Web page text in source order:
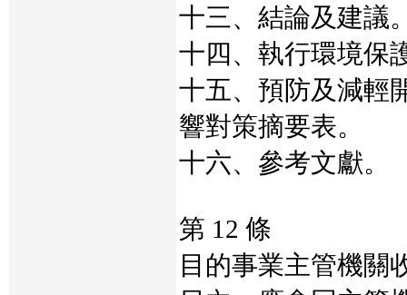
十三、結論及建議
十四、執行環境保
十五、預防及減輕
響對策摘要表。
十六、參考文獻。
第 12 條
目的事業主管機關